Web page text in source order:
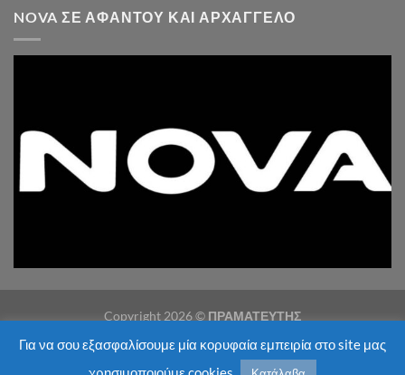
NOVA ΣΕ ΑΦΆΝΤΟΥ ΚΑΙ ΑΡΧΆΓΓΕΛΟ
Copyright 2026 © ΠΡΑΜΑΤΕΥΤΗΣ
Για να σου εξασφαλίσουμε μία κορυφαία εμπειρία στο site μας